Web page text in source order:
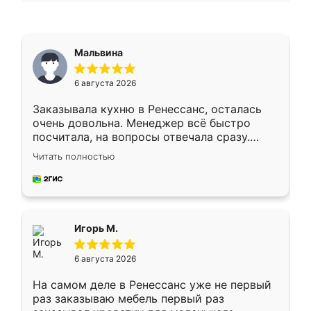
Мальвина
6 августа 2026
Заказывала кухню в Ренессанс, осталась
очень довольна. Менеджер всё быстро
посчитала, на вопросы отвечала сразу.
Замерщик приехал в субботу, подошёл к
делу со всей ответственностью. Собрали
за день, ребята работали аккуратно, даже
Читать полностью
Игорь М.
6 августа 2026
На самом деле в Ренессанс уже не первый
раз заказываю мебель первый раз